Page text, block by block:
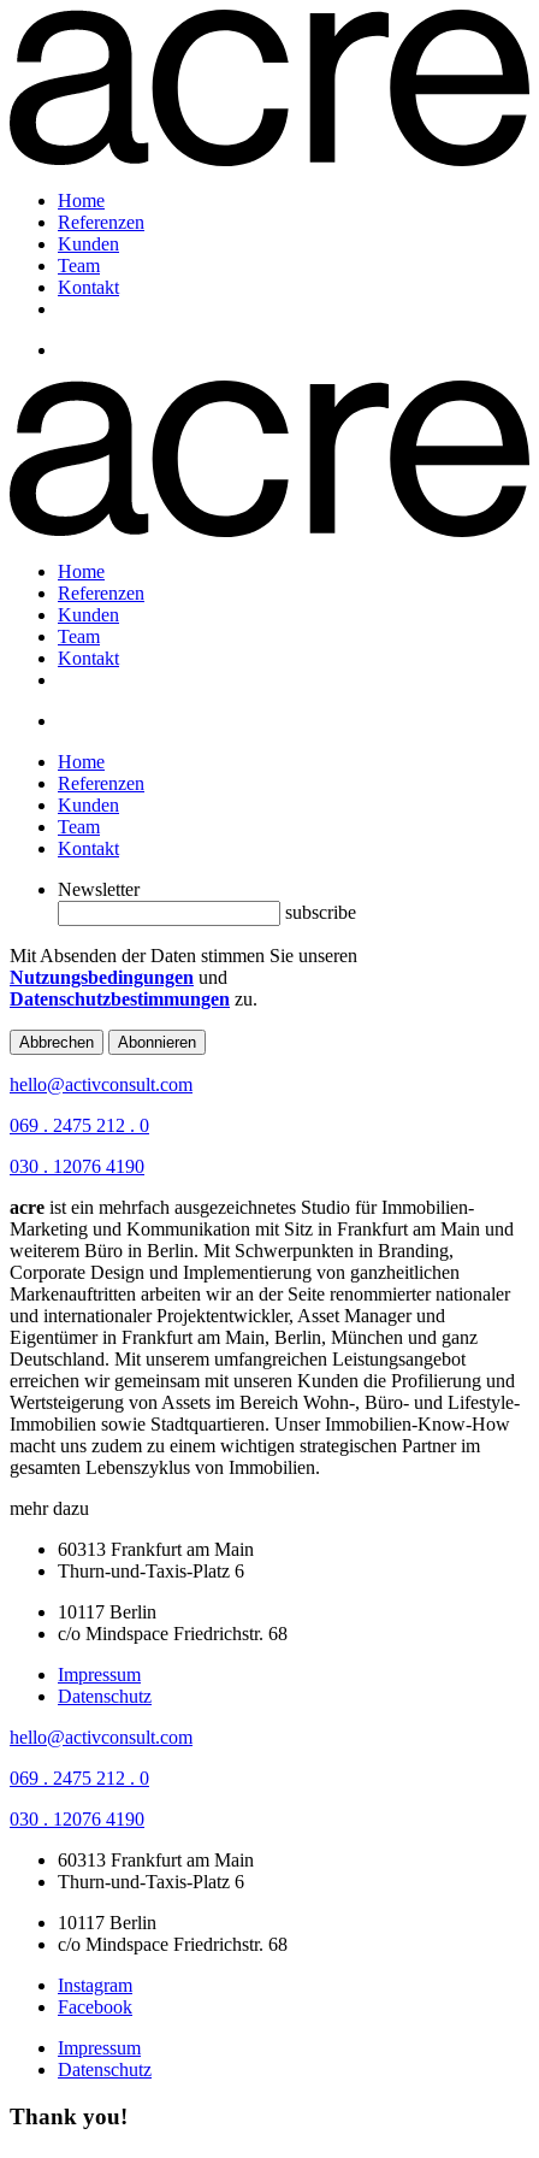
Home
Referenzen
Kunden
Team
Kontakt
Home
Referenzen
Kunden
Team
Kontakt
Home
Referenzen
Kunden
Team
Kontakt
Newsletter
subscribe
Mit Absenden der Daten stimmen Sie unseren
Nutzungsbedingungen und
Datenschutzbestimmungen zu.
Abbrechen Abonnieren
hello@activconsult.com
069 . 2475 212 . 0
030 . 12076 4190
acre ist ein mehrfach ausgezeichnetes Studio für Immobilien-
Marketing und Kommunikation mit Sitz in Frankfurt am Main und
weiterem Büro in Berlin. Mit Schwerpunkten in Branding,
Corporate Design und Implementierung von ganzheitlichen
Markenauftritten arbeiten wir an der Seite renommierter nationaler
und internationaler Projektentwickler, Asset Manager und
Eigentümer in Frankfurt am Main, Berlin, München und ganz
Deutschland. Mit unserem umfangreichen Leistungsangebot
erreichen wir gemeinsam mit unseren Kunden die Profilierung und
Wertsteigerung von Assets im Bereich Wohn-, Büro- und Lifestyle-
Immobilien sowie Stadtquartieren. Unser Immobilien-Know-How
macht uns zudem zu einem wichtigen strategischen Partner im
gesamten Lebenszyklus von Immobilien.
mehr dazu
60313 Frankfurt am Main
Thurn-und-Taxis-Platz 6
10117 Berlin
c/o Mindspace Friedrichstr. 68
Impressum
Datenschutz
hello@activconsult.com
069 . 2475 212 . 0
030 . 12076 4190
60313 Frankfurt am Main
Thurn-und-Taxis-Platz 6
10117 Berlin
c/o Mindspace Friedrichstr. 68
Instagram
Facebook
Impressum
Datenschutz
Thank you!